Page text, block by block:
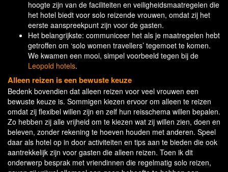
hoogte zijn van de faciliteiten en veiligheidsmaatregelen die
het hotel biedt voor solo reizende vrouwen, omdat zij het
eerste aanspreekpunt zijn voor de gasten.
Het belangrijkste: communiceer het als je maatregelen hebt
getroffen om ‘solo women travellers’ tegemoet te komen.
We kwamen een mooi, simpel voorbeeld tegen bij de
Leopold hotels.
Alleen reizen is een bewuste keuze
Bedenk bovendien dat alleen reizen voor veel vrouwen een
bewuste keuze is. Sommigen kiezen ervoor om alleen te reizen
omdat zij flexibel willen zijn en zelf hun reisschema willen bepalen.
Zo hebben zij alle vrijheid om te kiezen wat zij willen zien, doen en
beleven, zonder rekening te hoeven houden met anderen. Speel
daar als hotel op in door activiteiten en tips aan te bieden die ook
aantrekkelijk zijn voor gasten die alleen reizen. Toen ik dit
onderwerp besprak met vriendinnen die regelmatig solo reizen,